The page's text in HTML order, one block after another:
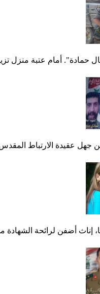
حمادة". أمام عتبة منزل
جهل عقيدة الارتباط
إناث أضفن لرائحة